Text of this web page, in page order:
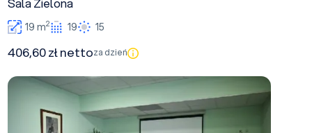
19 m2 19 15
406,60 zł nettoza dzień
Sala Polonez